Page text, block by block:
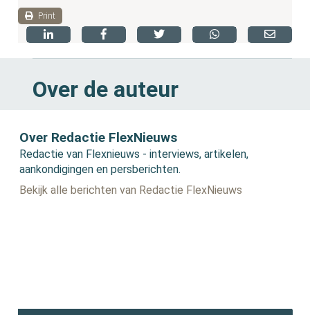
Print
Over de auteur
Over Redactie FlexNieuws
Redactie van Flexnieuws - interviews, artikelen,
aankondigingen en persberichten.
Bekijk alle berichten van Redactie FlexNieuws